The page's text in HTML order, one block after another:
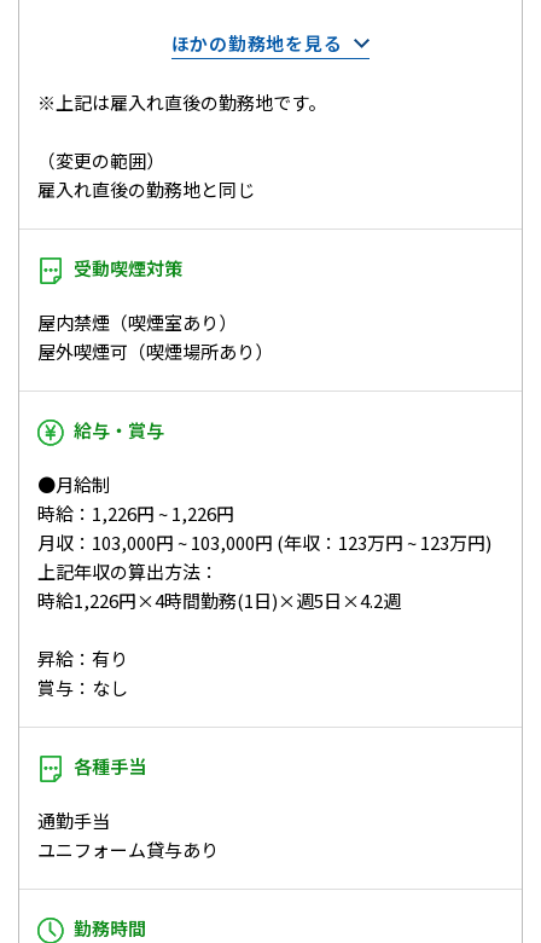
ほかの勤務地を見る
※上記は雇入れ直後の勤務地です。
（変更の範囲）
雇入れ直後の勤務地と同じ
受動喫煙対策
屋内禁煙（喫煙室あり）
屋外喫煙可（喫煙場所あり）
給与・賞与
●月給制
時給：1,226円 ~ 1,226円
月収：103,000円 ~ 103,000円 (年収：123万円 ~ 123万円)
上記年収の算出方法：
時給1,226円×4時間勤務(1日)×週5日×4.2週
昇給：有り
賞与：なし
各種手当
通勤手当
ユニフォーム貸与あり
勤務時間